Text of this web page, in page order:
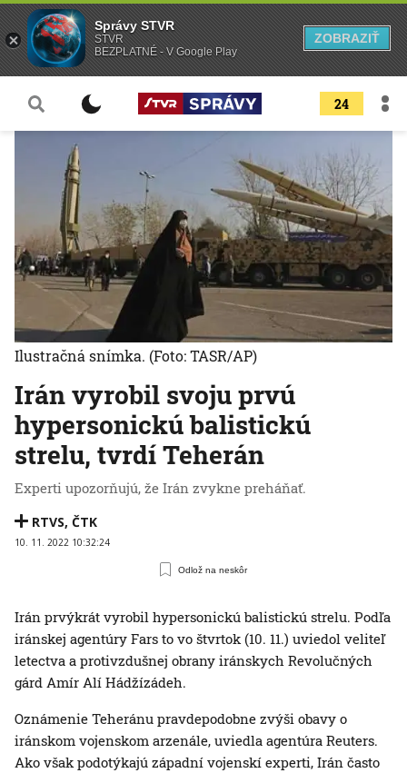
24
Irán vyrobil svoju prvú
hypersonickú balistickú
strelu, tvrdí Teherán
Experti upozorňujú, že Irán zvykne preháňať.
RTVS, ČTK
10. 11. 2022 10:32:24
Odlož na neskôr
Ilustračná snímka. (Foto: TASR/AP)
Irán prvýkrát vyrobil hypersonickú balistickú strelu. Podľa
iránskej agentúry Fars to vo štvrtok (10. 11.) uviedol veliteľ
letectva a protivzdušnej obrany iránskych Revolučných
gárd Amír Alí Hádžízádeh.
Oznámenie Teheránu pravdepodobne zvýši obavy o
iránskom vojenskom arzenále, uviedla agentúra Reuters.
Ako však podotýkajú západní vojenskí experti, Irán často
Správy STVR
STVR
BEZPLATNÉ - V Google Play
ZOBRAZIŤ